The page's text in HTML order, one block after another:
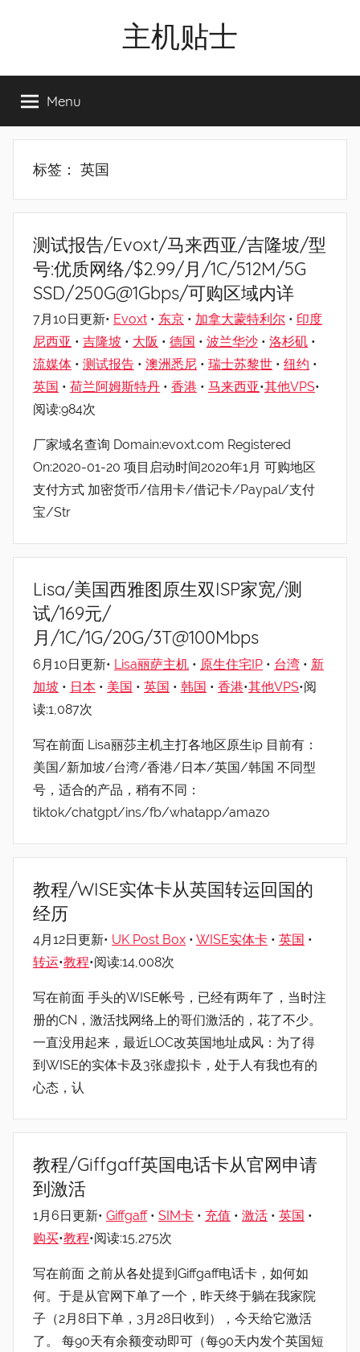
主机贴士
工|BandwagonHost
VPS|Vps|
主
荐
Menu
标签： 英国
测试报告/Evoxt/马来西亚/吉隆坡/型
号:优质网络/$2.99/月/1C/512M/5G
SSD/250G@1Gbps/可购区域内详
7月10日更新• Evoxt • 东京 • 加拿大蒙特利尔 • 印度
尼西亚 • 吉隆坡 • 大阪 • 德国 • 波兰华沙 • 洛杉矶 •
流媒体 • 测试报告 • 澳洲悉尼 • 瑞士苏黎世 • 纽约 •
英国 • 荷兰阿姆斯特丹 • 香港 • 马来西亚•其他VPS•
阅读:984次
厂家域名查询 Domain:evoxt.com Registered
On:2020-01-20 项目启动时间2020年1月 可购地区
支付方式 加密货币/信用卡/借记卡/Paypal/支付
宝/Str
Lisa/美国西雅图原生双ISP家宽/测
试/169元/
月/1C/1G/20G/3T@100Mbps
6月10日更新• Lisa丽萨主机 • 原生住宅IP • 台湾 • 新
加坡 • 日本 • 美国 • 英国 • 韩国 • 香港•其他VPS•阅
读:1,087次
写在前面 Lisa丽莎主机主打各地区原生ip 目前有：
美国/新加坡/台湾/香港/日本/英国/韩国 不同型
号，适合的产品，稍有不同：
tiktok/chatgpt/ins/fb/whatapp/amazo
教程/WISE实体卡从英国转运回国的
经历
4月12日更新• UK Post Box • WISE实体卡 • 英国 •
转运•教程•阅读:14,008次
写在前面 手头的WISE帐号，已经有两年了，当时注
册的CN，激活找网络上的哥们激活的，花了不少。
一直没用起来，最近LOC改英国地址成风：为了得
到WISE的实体卡及3张虚拟卡，处于人有我也有的
心态，认
教程/Giffgaff英国电话卡从官网申请
到激活
1月6日更新• Giffgaff• SIM卡 • 充值 • 激活 • 英国 •
购买•教程•阅读:15,275次
写在前面 之前从各处提到Giffgaff电话卡，如何如
何。于是从官网下单了一个，昨天终于躺在我家院
子（2月8日下单，3月28日收到），今天给它激活
了。 每90天有余额变动即可（每90天内发个英国短